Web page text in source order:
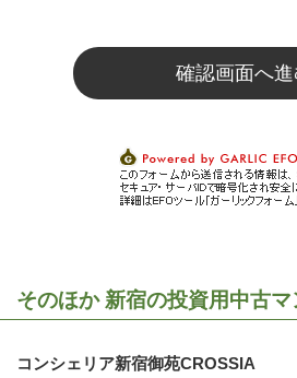
そのほか 新宿の投資用中古マ
コンシェリア新宿御苑CROSSIA